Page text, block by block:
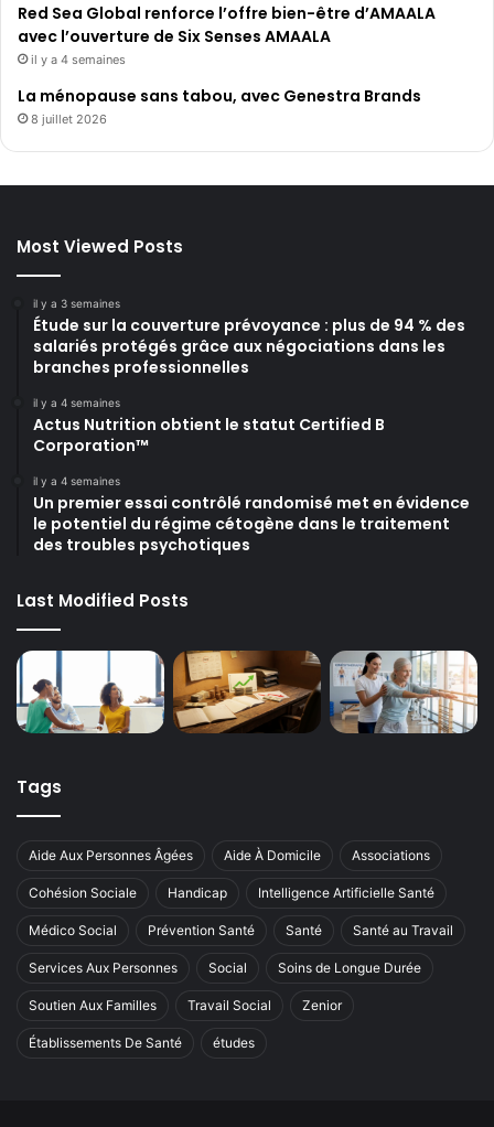
Red Sea Global renforce l’offre bien-être d’AMAALA
avec l’ouverture de Six Senses AMAALA
il y a 4 semaines
La ménopause sans tabou, avec Genestra Brands
8 juillet 2026
Most Viewed Posts
il y a 3 semaines
Étude sur la couverture prévoyance : plus de 94 % des
salariés protégés grâce aux négociations dans les
branches professionnelles
il y a 4 semaines
Actus Nutrition obtient le statut Certified B
Corporation™
il y a 4 semaines
Un premier essai contrôlé randomisé met en évidence
le potentiel du régime cétogène dans le traitement
des troubles psychotiques
Last Modified Posts
Tags
Aide Aux Personnes Âgées Aide À Domicile Associations
Cohésion Sociale Handicap Intelligence Artificielle Santé
Médico Social Prévention Santé Santé Santé au Travail
Services Aux Personnes Social Soins de Longue Durée
Soutien Aux Familles Travail Social Zenior
Établissements De Santé études